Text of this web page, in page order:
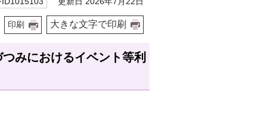
印刷 大きな文字で印刷
みにおけるイベント等利